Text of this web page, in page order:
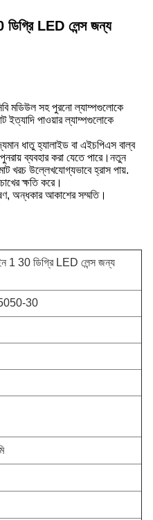
ডিগ্রি LED লেন্স জন্য
মডিউল সহ পুরনো ল্যাম্পগুলোকে
ইত্যাদি পাওয়ার ল্যাম্পগুলোকে
ধাতু হ্যালাইড বা এইচপিএস বাল্ব
ব্যবহার করা যেতে পারে।নতুন
খরচ উল্লেখযোগ্যভাবে হ্রাস পায়.
ক্ষতি করে।
অন্ধকার আকাশের সম্মতি।
1 30 ডিগ্রি LED লেন্স জন্য
30